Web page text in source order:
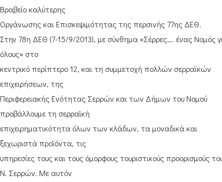
Βραβείο καλύτερης
Οργάνωσης και Επισκεψιμότητας της περσινής 77ης ΔΕΘ.
Στην 78η ΔΕΘ (7-15/9/2013), με σύνθημα «Σέρρες…. ένας Νομός
όλους» στο
κεντρικό περίπτερο 12, και τη συμμετοχή πολλών σερραϊκών
επιχειρήσεων, της
Περιφερειακής Ενότητας Σερρών και των Δήμων του Νομού
προβάλλουμε τη σερραϊκή
επιχειρηματικότητα όλων των κλάδων, τα μοναδικά και
ξεχωριστά προϊόντα, τις
υπηρεσίες τους και τους όμορφους τουριστικούς προορισμούς
Ν. Σερρών. Με αυτόν